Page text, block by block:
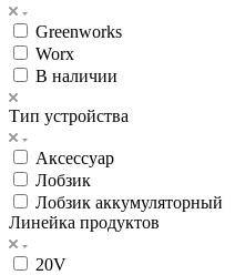
Greenworks
Worx
В наличии
Тип устройства
Аксессуар
Лобзик
Лобзик аккумуляторный
Линейка продуктов
20V